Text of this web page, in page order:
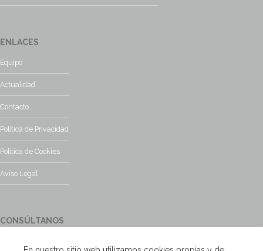
ENLACES
Equipo
Actualidad
Contacto
Política de Privacidad
Política de Cookies
Aviso Legal
CONSÚLTANOS